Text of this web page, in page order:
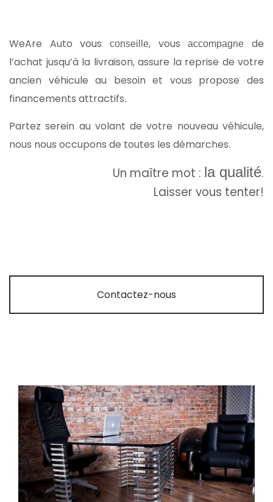
WeAre Auto vous conseille, vousaccompagne
de
l’achat jusqu’à la livraison, assure la reprise de votre
ancien véhicule au besoin et vous propose des
financements attractifs.
Partez serein au volant de votre nouveau véhicule,
nous nous occupons de toutes les démarches.
Un maître mot : la qualité.
Laisser vous tenter!
Contactez-nous